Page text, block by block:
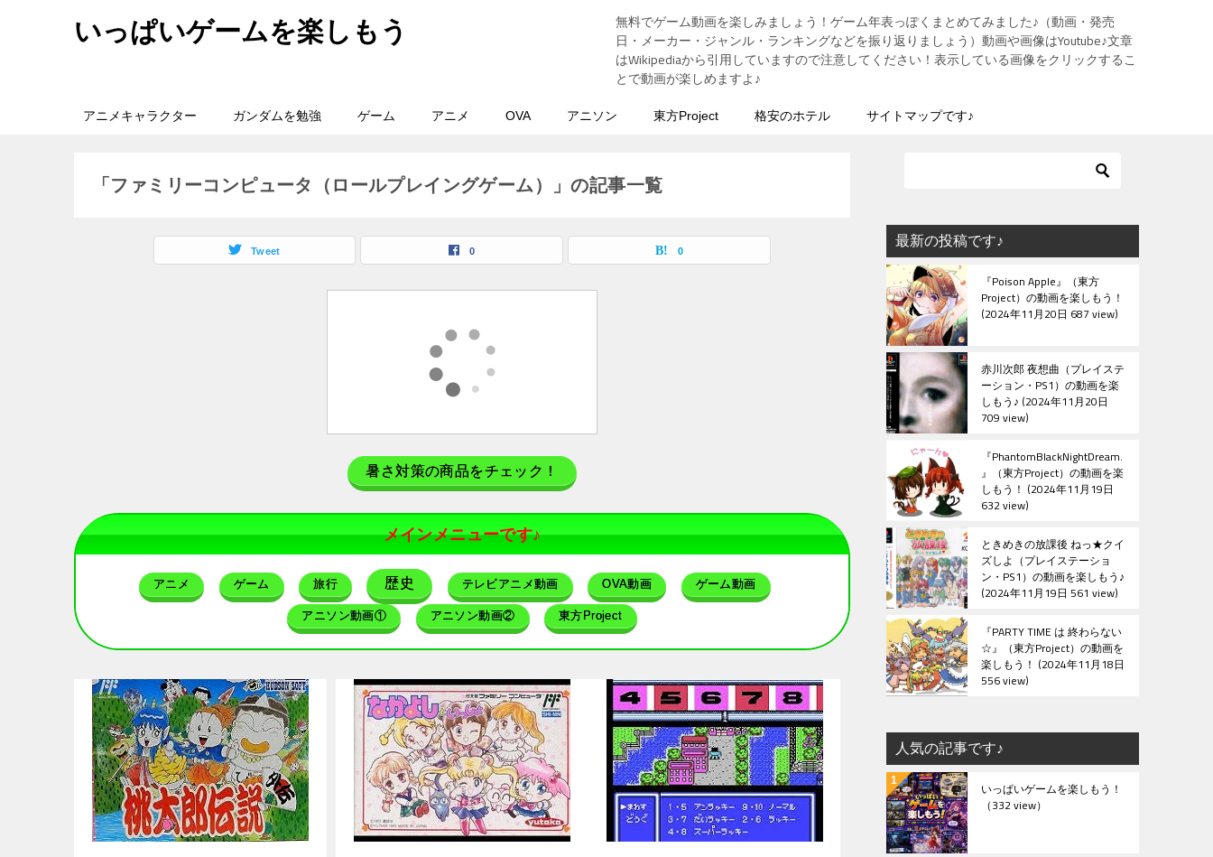
いっぱいゲームを楽しもう
無料でゲーム動画を楽しみましょう！ゲーム年表っぽくまとめてみました♪（動画・発売
日・メーカー・ジャンル・ランキングなどを振り返りましょう）動画や画像はYoutube♪文章
はWikipediaから引用していますので注意してください！表示している画像をクリックするこ
とで動画が楽しめますよ♪
アニメキャラクター ガンダムを勉強 ゲーム アニメ OVA アニソン 東方Project 格安のホテル サイトマップです♪
「ファミリーコンピュータ（ロールプレイングゲーム）」の記事一覧
Tweet 0 0
暑さ対策の商品をチェック！
メインメニューです♪
アニメ ゲーム 旅行 歴史 テレビアニメ動画 OVA動画 ゲーム動画
アニソン動画① アニソン動画② 東方Project
最新の投稿です♪
『Poison Apple』（東方
Project）の動画を楽しもう！
2024年11月20日 687 view
赤川次郎 夜想曲（プレイステ
ーション・PS1）の動画を楽
しもう♪ 2024年11月20日
709 view
『PhantomBlackNightDream.
』（東方Project）の動画を楽
しもう！ 2024年11月19日
632 view
ときめきの放課後 ねっ★クイ
ズしよ（プレイステーショ
ン・PS1）の動画を楽しもう♪
2024年11月19日 561 view
『PARTY TIME は 終わらない
☆』（東方Project）の動画を
楽しもう！ 2024年11月18日
556 view
人気の記事です♪
いっぱいゲームを楽しもう！
（332 view）